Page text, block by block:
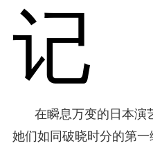
记
在瞬息万变的日本演
她们如同破晓时分的第